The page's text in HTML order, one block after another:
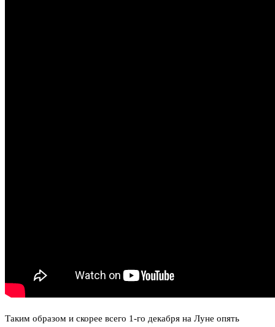
Таким образом и скорее всего 1-го декабря на Луне опять